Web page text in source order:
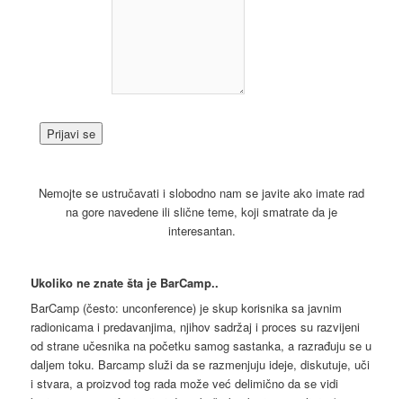
Nemojte se ustručavati i slobodno nam se javite ako imate rad
na gore navedene ili slične teme, koji smatrate da je
interesantan.
Ukoliko ne znate šta je BarCamp..
BarCamp (često: unconference) je skup korisnika sa javnim
radionicama i predavanjima, njihov sadržaj i proces su razvijeni
od strane učesnika na početku samog sastanka, a razrađuju se u
daljem toku. Barcamp služi da se razmenjuju ideje, diskutuje, uči
i stvara, a proizvod tog rada može već delimično da se vidi